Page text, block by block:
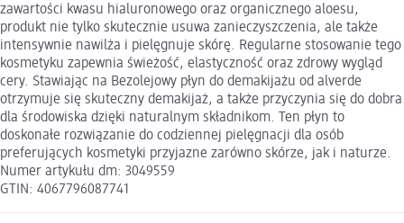
zawartości kwasu hialuronowego oraz organicznego aloesu,
produkt nie tylko skutecznie usuwa zanieczyszczenia, ale także
intensywnie nawilża i pielęgnuje skórę. Regularne stosowanie tego
kosmetyku zapewnia świeżość, elastyczność oraz zdrowy wygląd
cery. Stawiając na Bezolejowy płyn do demakijażu od alverde
otrzymuje się skuteczny demakijaż, a także przyczynia się do dobra
dla środowiska dzięki naturalnym składnikom. Ten płyn to
doskonałe rozwiązanie do codziennej pielęgnacji dla osób
preferujących kosmetyki przyjazne zarówno skórze, jak i naturze.
Numer artykułu dm: 3049559
GTIN: 4067796087741